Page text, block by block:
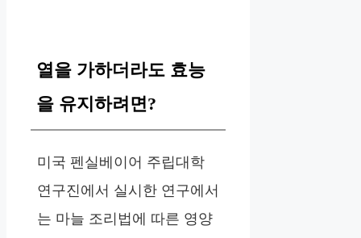
열을 가하더라도 효능
을 유지하려면?
미국 펜실베이어 주립대학
연구진에서 실시한 연구에서
는 마늘 조리법에 따른 영양